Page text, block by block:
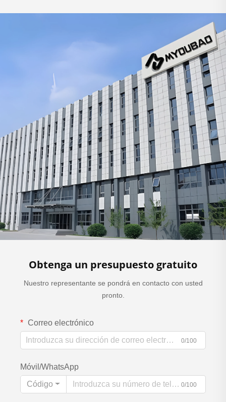
Obtenga un presupuesto gratuito
Nuestro representante se pondrá en contacto con usted
pronto.
Correo electrónico
0/100
Móvil/WhatsApp
Código
0/100